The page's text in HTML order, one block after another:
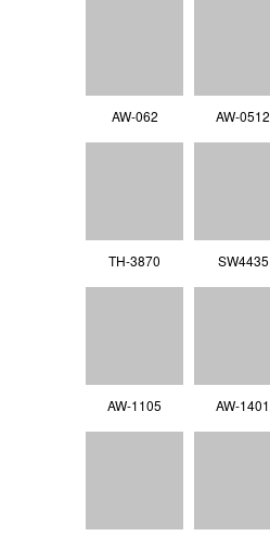
AW-062 AW-0512
TH-3870 SW4435
AW-1105 AW-1401